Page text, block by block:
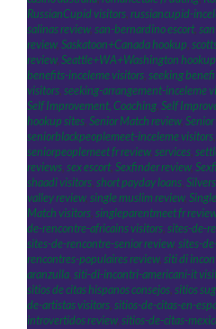
RussianCupid visitors, russiancupid-
salinas review, san-bernardino escort,
review, Saskatoon+Canada hookup,
review, Seattle+WA+Washington hookup
benefits-inceleme visitors, seeking
visitors, seeking-arrangement-inceleme
Self Improvement, Coaching, Self
hookup sites, Senior Match review,
seniorblackpeoplemeet-inceleme visitors,
seniorpeoplemeet fr review, services,
reviews, sex escort, Sexfinder review,
shaadi visitors, short payday loans,
valley review, single muslim review,
Match visitors, singleparentmeet fr review
de-rencontre-africains visitors, sites-de-
sites-de-rencontre-senior review, sites-
rencontres-populaires review, siti di
aranzulla, siti-di-incontri-americani-it
sitios de citas hispanos consejos, sitios
de-artistas visitors, sitios-de-citas-en-
introvertidos review, sitios-de-citas-